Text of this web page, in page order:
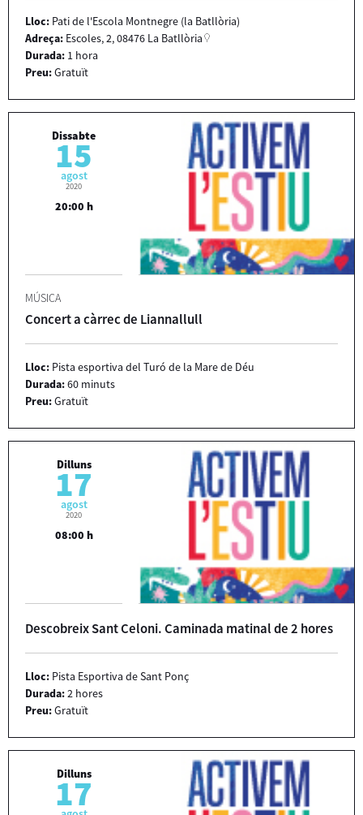
Lloc: Pati de l'Escola Montnegre (la Batllòria)
Adreça: Escoles, 2, 08476 La Batllòria
Durada: 1 hora
Preu:Gratuït
Dissabte
15
agost
2020
20:00 h
MÚSICA
Concert a càrrec de Liannallull
Lloc: Pista esportiva del Turó de la Mare de Déu
Durada:60 minuts
Preu:Gratuït
Dilluns
17
agost
2020
08:00 h
Descobreix Sant Celoni. Caminada matinal de 2 hores
Lloc: Pista Esportiva de Sant Ponç
Durada:2 hores
Preu:Gratuït
Dilluns
17